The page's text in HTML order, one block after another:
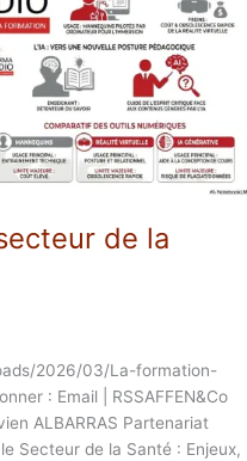
de la
2026/03/La-formation-
: Email | RSSAFFEN&Co
ALBARRAS Partenariat
Secteur de la Santé : Enjeux,